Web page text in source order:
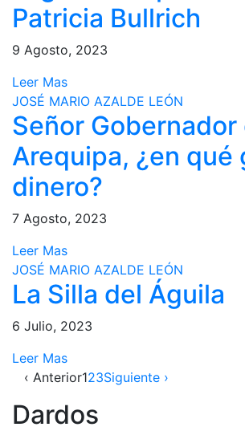
Patricia Bullrich
9 Agosto, 2023
Leer Mas
JOSÉ MARIO AZALDE LEÓN
Señor Gobernador
Arequipa, ¿en qué
dinero?
7 Agosto, 2023
Leer Mas
JOSÉ MARIO AZALDE LEÓN
La Silla del Águila
6 Julio, 2023
Leer Mas
‹ Anterior123Siguiente ›
Dardos